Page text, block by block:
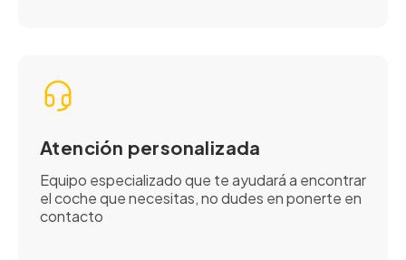
Atención personalizada
Equipo especializado que te ayudará a encontrar
el coche que necesitas, no dudes en ponerte en
contacto